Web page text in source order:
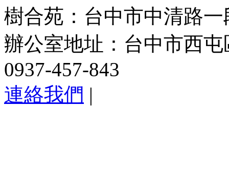
樹合苑：台中市中清路一
辦公室地址：台中市西
0937-457-843
連絡我們 |